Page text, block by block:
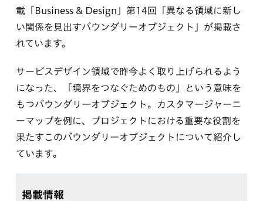
載「Business & Design」第14回「異なる領域に新し
い関係を見出すバウンダリーオブジェクト」が掲載さ
れています。
サービスデザイン領域で昨今よく取り上げられるよう
になった、「境界をつなぐためのもの」という意味を
もつバウンダリーオブジェクト。カスタマージャーニ
ーマップを例に、プロジェクトにおける重要な役割を
果たすこのバウンダリーオブジェクトについて紹介し
ています。
掲載情報